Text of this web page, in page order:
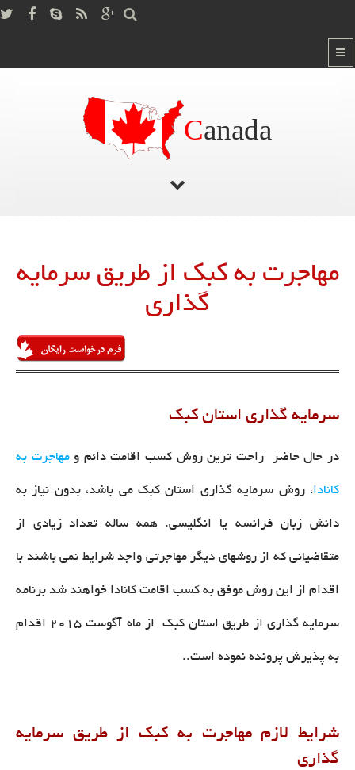
Canada
مهاجرت به کبک از طریق سرمایه
گذاری
سرمایه گذاری استان کبک
در حال حاضر راحت ترین روش کسب اقامت دائم ومهاجرت به
کانادا، روش سرمایه گذاری استان کبک می باشد، بدون نیاز به
دانش زبان فرانسه یا انگلیسی. همه ساله تعداد زیادی از
متقاضیانی که از روشهای دیگر مهاجرتی واجد شرایط نمی باشند با
اقدام از این روش موفق به کسب اقامت کانادا خواهند شد برنامه
سرمایه گذاری از طریق استان کبک از ماه آگوست 2015 اقدام
به پذیرش پرونده نموده است..
شرایط لازم مهاجرت به کبک از طریق سرمایه
گذاری